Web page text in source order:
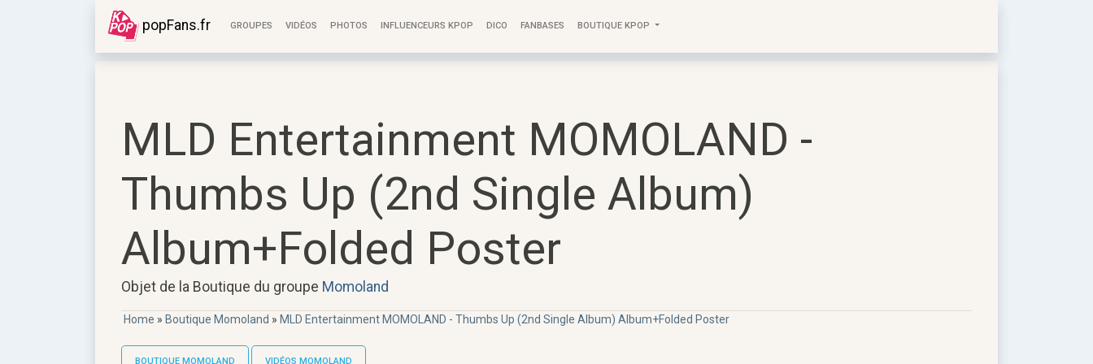
popFans.fr GROUPES VIDÉOS PHOTOS INFLUENCEURS KPOP DICO FANBASES BOUTIQUE KPOP
MLD Entertainment MOMOLAND -
Thumbs Up (2nd Single Album)
Album+Folded Poster
Objet de la Boutique du groupe Momoland
Home » Boutique Momoland » MLD Entertainment MOMOLAND - Thumbs Up (2nd Single Album) Album+Folded Poster
BOUTIQUE MOMOLAND VIDÉOS MOMOLAND